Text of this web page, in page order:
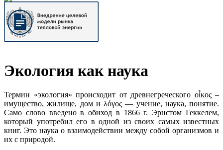
Экология как наука
Термин «экология» происходит от древнегреческого οἶκος –
имущество, жилище, дом и λόγος — учение, наука, понятие.
Само слово введено в обиход в 1866 г. Эрнстом Геккелем,
который употребил его в одной из своих самых известных
книг. Это наука о взаимодействии между собой организмов и
их с природой.